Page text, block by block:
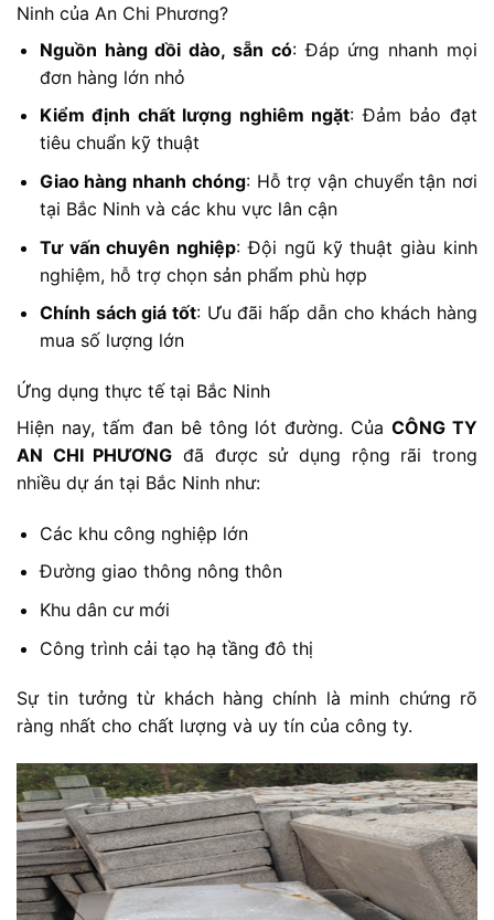
Ninh của An Chi Phương?
Nguồn hàng dồi dào, sẵn có: Đáp ứng nhanh mọi
đơn hàng lớn nhỏ
Kiểm định chất lượng nghiêm ngặt: Đảm bảo đạt
tiêu chuẩn kỹ thuật
Giao hàng nhanh chóng: Hỗ trợ vận chuyển tận nơi
tại Bắc Ninh và các khu vực lân cận
Tư vấn chuyên nghiệp: Đội ngũ kỹ thuật giàu kinh
nghiệm, hỗ trợ chọn sản phẩm phù hợp
Chính sách giá tốt: Ưu đãi hấp dẫn cho khách hàng
mua số lượng lớn
Ứng dụng thực tế tại Bắc Ninh
Hiện nay, tấm đan bê tông lót đường. CủaCÔNG TY
AN CHI PHƯƠNG đã được sử dụng rộng rãi trong
nhiều dự án tại Bắc Ninh như:
Các khu công nghiệp lớn
Đường giao thông nông thôn
Khu dân cư mới
Công trình cải tạo hạ tầng đô thị
Sự tin tưởng từ khách hàng chính là minh chứng rõ
ràng nhất cho chất lượng và uy tín của công ty.